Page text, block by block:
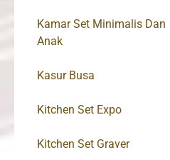
Kamar Set Minimalis Dan
Anak
Kasur Busa
Kitchen Set Expo
Kitchen Set Graver